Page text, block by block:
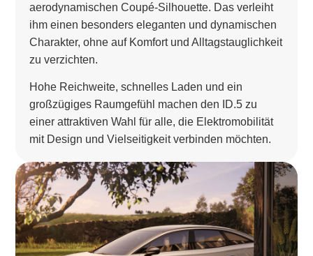
aerodynamischen Coupé-Silhouette. Das verleiht
ihm einen besonders eleganten und dynamischen
Charakter, ohne auf Komfort und Alltagstauglichkeit
zu verzichten.
Hohe Reichweite, schnelles Laden und ein
großzügiges Raumgefühl machen den ID.5 zu
einer attraktiven Wahl für alle, die Elektromobilität
mit Design und Vielseitigkeit verbinden möchten.